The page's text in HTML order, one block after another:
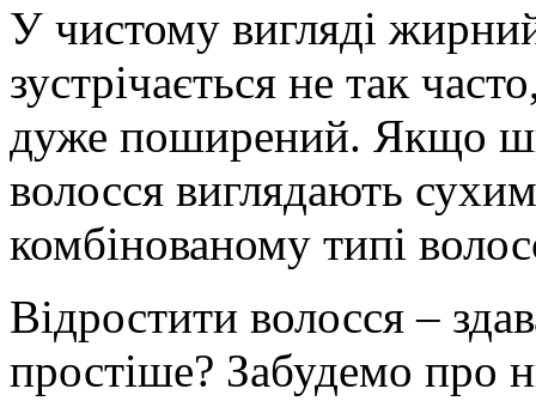
У чистому вигляді
зустрічається не так
дуже поширений. Якщо
волосся виглядають
комбінованому типі
Відростити волосся –
простіше? Забудемо про